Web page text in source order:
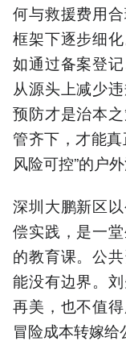
何与救援费用
框架下逐步细
如通过备案登
从源头上减少
预防才是治本
管齐下，才能真
风险可控”的户
深圳大鹏新区
偿实践，是一
的教育课。公
能没有边界。
再美，也不值
冒险成本转嫁给